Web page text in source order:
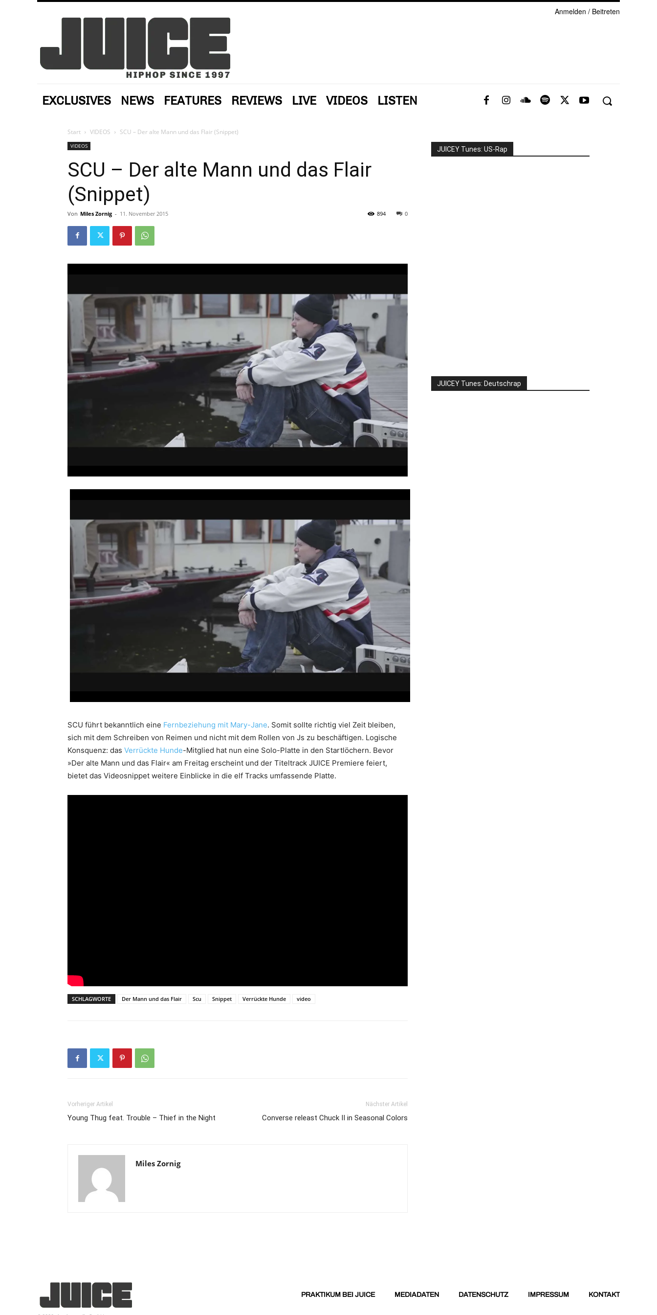
Anmelden / Beitreten
EXCLUSIVES NEWS FEATURES REVIEWS LIVE VIDEOS LISTEN
Start VIDEOS SCU – Der alte Mann und das Flair (Snippet)
VIDEOS
SCU – Der alte Mann und das Flair
(Snippet)
Von Miles Zornig - 11. November 2015 0
894
SCU führt bekanntlich eine Fernbeziehung mit Mary-Jane. Somit sollte richtig viel Zeit bleiben,
sich mit dem Schreiben von Reimen und nicht mit dem Rollen von Js zu beschäftigen. Logische
Konsquenz: das Verrückte Hunde-Mitglied hat nun eine Solo-Platte in den Startlöchern. Bevor
»Der alte Mann und das Flair« am Freitag erscheint und der Titeltrack JUICE Premiere feiert,
bietet das Videosnippet weitere Einblicke in die elf Tracks umfassende Platte.
SCHLAGWORTE Der Mann und das Flair Scu Snippet Verrückte Hunde video
Vorheriger Artikel
Young Thug feat. Trouble – Thief in the Night
Nächster Artikel
Converse releast Chuck II in Seasonal Colors
Miles Zornig
JUICEY Tunes: US-Rap
JUICEY Tunes: Deutschrap
PRAKTIKUM BEI JUICE MEDIADATEN DATENSCHUTZ IMPRESSUM KONTAKT